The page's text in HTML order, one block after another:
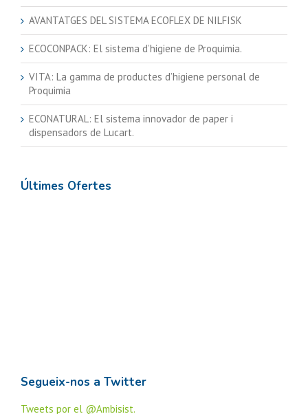
AVANTATGES DEL SISTEMA ECOFLEX DE NILFISK
ECOCONPACK: El sistema d’higiene de Proquimia.
VITA: La gamma de productes d’higiene personal de
Proquimia
ECONATURAL: El sistema innovador de paper i
dispensadors de Lucart.
Últimes Ofertes
Segueix-nos a Twitter
Tweets por el @Ambisist.